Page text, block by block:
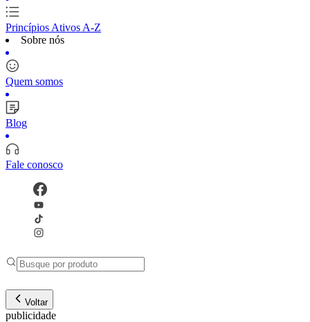
Princípios Ativos A-Z
Sobre nós
Quem somos
Blog
Fale conosco
Voltar
publicidade